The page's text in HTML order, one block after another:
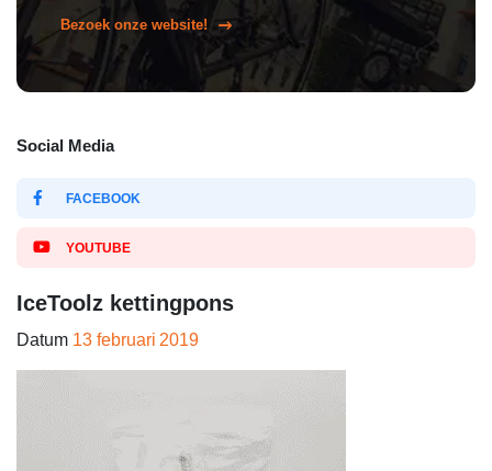
Bezoek onze website!
Social Media
FACEBOOK
YOUTUBE
IceToolz kettingpons
Datum 13 februari 2019